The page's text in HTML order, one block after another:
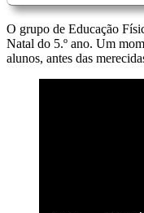
O grupo de Educação
Natal do 5.º ano. Um
alunos, antes das